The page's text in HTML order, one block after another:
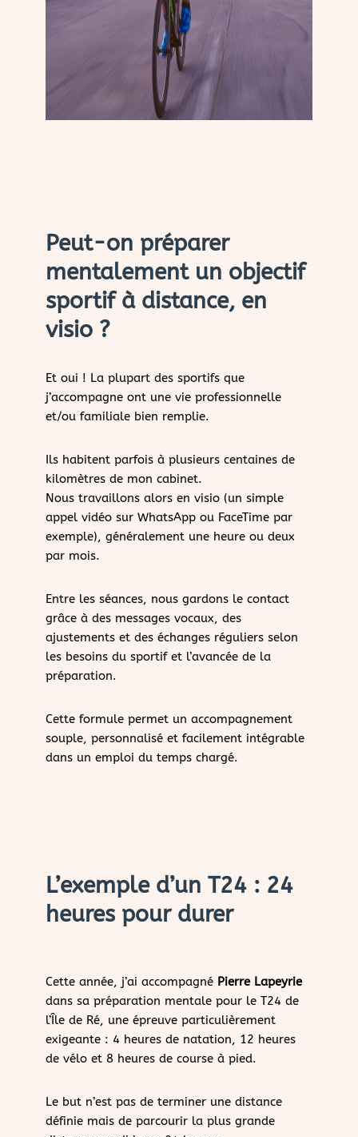
Peut-on préparer
mentalement un objectif
sportif à distance, en
visio ?
Et oui ! La plupart des sportifs que
j’accompagne ont une vie professionnelle
et/ou familiale bien remplie.
Ils habitent parfois à plusieurs centaines de
kilomètres de mon cabinet.
Nous travaillons alors en visio (un simple
appel vidéo sur WhatsApp ou FaceTime par
exemple), généralement une heure ou deux
par mois.
Entre les séances, nous gardons le contact
grâce à des messages vocaux, des
ajustements et des échanges réguliers selon
les besoins du sportif et l’avancée de la
préparation.
Cette formule permet un accompagnement
souple, personnalisé et facilement intégrable
dans un emploi du temps chargé.
L’exemple d’un T24 : 24
heures pour durer
Cette année, j’ai accompagnéPierre Lapeyrie
dans sa préparation mentale pour le T24 de
l’Île de Ré, une épreuve particulièrement
exigeante : 4 heures de natation, 12 heures
de vélo et 8 heures de course à pied.
Le but n’est pas de terminer une distance
définie mais de parcourir la plus grande